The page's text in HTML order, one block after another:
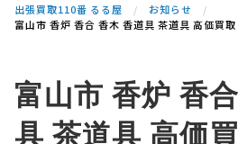
出張買取110番 るる屋
お知らせ
富山市 香炉 香合 香木 香道具 茶道具 高価買
富山市 香炉 香
具 茶道具 高価